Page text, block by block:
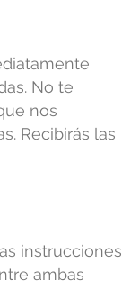
No te
nos
Recibirás las
instrucciones
ambas